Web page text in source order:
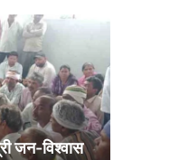
जन-विश्वास